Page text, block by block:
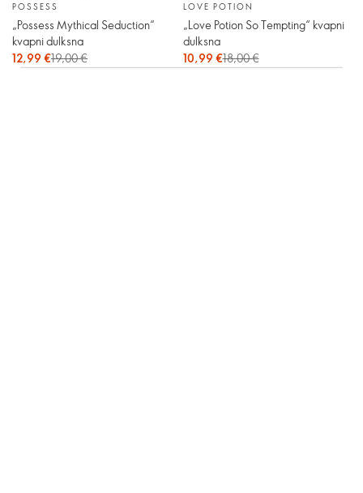
POSSESS
„Possess Mythical Seduction“
kvapni dulksna
12,99 €19,00 €
LOVE POTION
„Love Potion So Tempting“ kvapni
dulksna
10,99 €18,00 €